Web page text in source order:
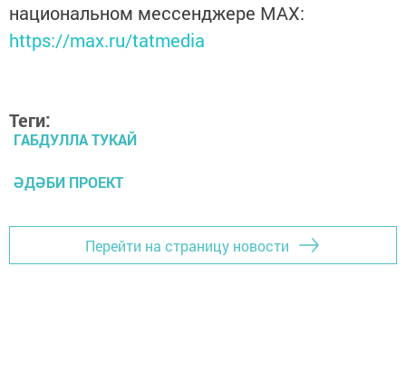
национальном мессенджере MАХ:
https://max.ru/tatmedia
Теги:
ГАБДУЛЛА ТУКАЙ
ӘДӘБИ ПРОЕКТ
Перейти на страницу новости